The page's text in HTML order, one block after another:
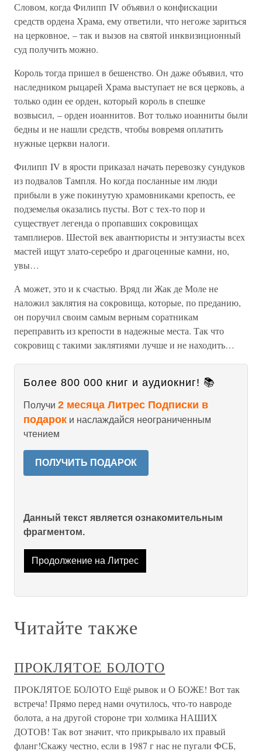
Словом, когда Филипп IV объявил о конфискации
средств ордена Храма, ему ответили, что негоже зариться
на церковное, – так и вызов на святой инквизиционный
суд получить можно.
Король тогда пришел в бешенство. Он даже объявил, что
наследником рыцарей Храма выступает не вся церковь, а
только один ее орден, который король в спешке
возвысил, – орден иоаннитов. Вот только иоанниты были
бедны и не нашли средств, чтобы вовремя оплатить
нужные церкви налоги.
Филипп IV в ярости приказал начать перевозку сундуков
из подвалов Тампля. Но когда посланные им люди
прибыли в уже покинутую храмовниками крепость, ее
подземелья оказались пусты. Вот с тех-то пор и
существует легенда о пропавших сокровищах
тамплиеров. Шестой век авантюристы и энтузиасты всех
мастей ищут злато-серебро и драгоценные камни, но,
увы…
А может, это и к счастью. Вряд ли Жак де Моле не
наложил заклятия на сокровища, которые, по преданию,
он поручил своим самым верным соратникам
переправить из крепости в надежные места. Так что
сокровищ с такими заклятиями лучше и не находить…
Более 800 000 книг и аудиокниг! 📚
Получи 2 месяца Литрес Подписки в
подарок и наслаждайся неограниченным
чтением
ПОЛУЧИТЬ ПОДАРОК
Данный текст является ознакомительным
фрагментом.
Продолжение на Литрес
Читайте также
ПРОКЛЯТОЕ БОЛОТО
ПРОКЛЯТОЕ БОЛОТО Ещё рывок и О БОЖЕ! Вот так
встреча! Прямо перед нами очутилось, что-то навроде
болота, а на другой стороне три холмика НАШИХ
ДОТОВ! Так вот значит, что прикрыва­ло их правый
фланг!Скажу честно, если в 1987 г нас не пугали ФСБ,